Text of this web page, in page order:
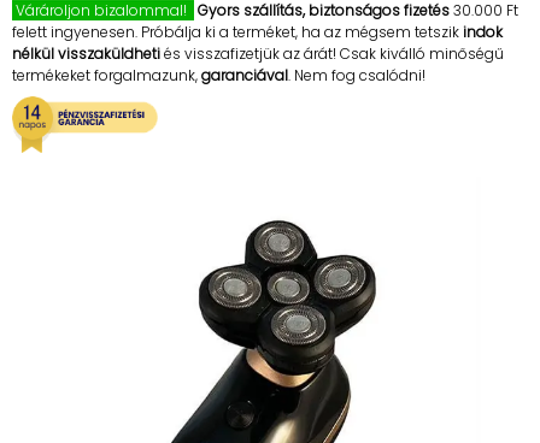
Várároljon bizalommal! Gyors szállítás, biztonságos fizetés30.000 Ft
felett ingyenesen. Próbálja ki a terméket, ha az mégsem tetszikindok
nélkül visszaküldhetiés visszafizetjük az árát! Csak kiválló minőségű
termékeket forgalmazunk,garanciával. Nem fog csalódni!